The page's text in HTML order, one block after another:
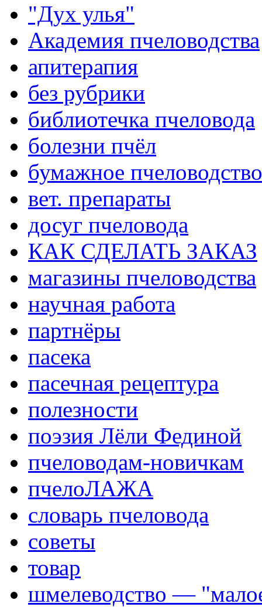
"Дух улья"
Академия пчеловодства
апитерапия
без рубрики
библиотечка пчеловода
болезни пчёл
бумажное пчеловодство
вет. препараты
досуг пчеловода
КАК СДЕЛАТЬ ЗАКАЗ
магазины пчеловодства
научная работа
партнёры
пасека
пасечная рецептура
полезности
поэзия Лёли Фединой
пчеловодам-новичкам
пчелоЛАЖА
словарь пчеловода
советы
товар
шмелеводство —